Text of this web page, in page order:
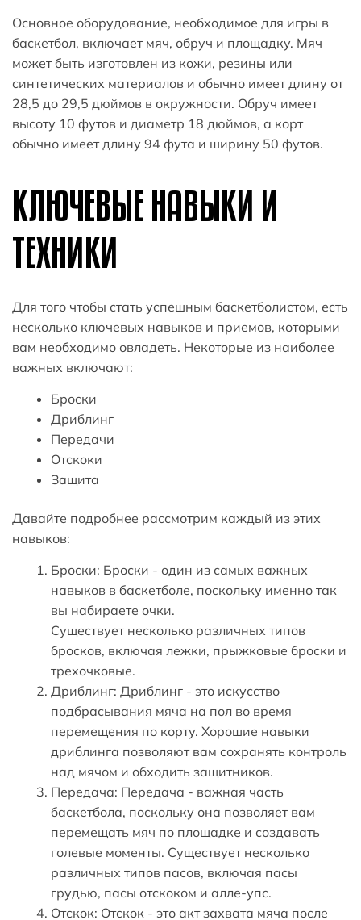
Основное оборудование, необходимое для игры в
баскетбол, включает мяч, обруч и площадку. Мяч
может быть изготовлен из кожи, резины или
синтетических материалов и обычно имеет длину от
28,5 до 29,5 дюймов в окружности. Обруч имеет
высоту 10 футов и диаметр 18 дюймов, а корт
обычно имеет длину 94 фута и ширину 50 футов.
КЛЮЧЕВЫЕ НАВЫКИ И
ТЕХНИКИ
Для того чтобы стать успешным баскетболистом, есть
несколько ключевых навыков и приемов, которыми
вам необходимо овладеть. Некоторые из наиболее
важных включают:
Броски
Дриблинг
Передачи
Отскоки
Защита
Давайте подробнее рассмотрим каждый из этих
навыков:
Броски: Броски - один из самых важных
навыков в баскетболе, поскольку именно так
вы набираете очки.
Существует несколько различных типов
бросков, включая лежки, прыжковые броски и
трехочковые.
Дриблинг: Дриблинг - это искусство
подбрасывания мяча на пол во время
перемещения по корту. Хорошие навыки
дриблинга позволяют вам сохранять контроль
над мячом и обходить защитников.
Передача: Передача - важная часть
баскетбола, поскольку она позволяет вам
перемещать мяч по площадке и создавать
голевые моменты. Существует несколько
различных типов пасов, включая пасы
грудью, пасы отскоком и алле-упс.
Отскок: Отскок - это акт захвата мяча после